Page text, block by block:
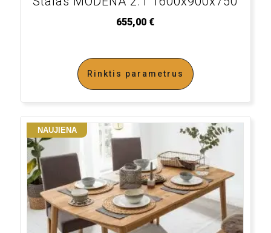
655,00€
Rinktis parametrus
NAUJIENA